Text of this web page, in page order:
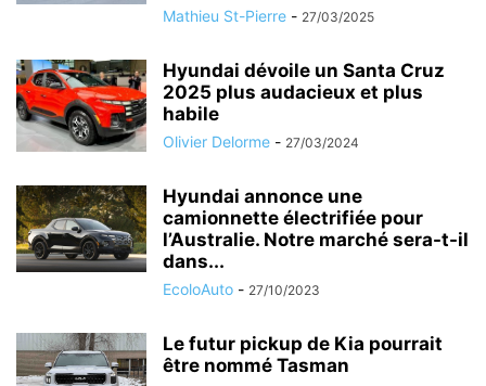
Mathieu St-Pierre - 27/03/2025
Hyundai dévoile un Santa Cruz
2025 plus audacieux et plus
habile
Olivier Delorme - 27/03/2024
Hyundai annonce une
camionnette électrifiée pour
l’Australie. Notre marché sera-t-il
dans...
EcoloAuto - 27/10/2023
Le futur pickup de Kia pourrait
être nommé Tasman